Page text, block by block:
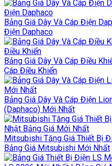
Bảng Giá Dây Và Cáp Điện
Điện Daphaco
Bảng Giá Dây Và Cáp Điều
Cáp Điều Khiển
Bảng Giá Dây Và Cáp Điện
(Daphaco) Mới Nhất
Mitsubishi Tăng Giá Thiết Bị
Bảng Giá Mitsubishi Mới Nhất